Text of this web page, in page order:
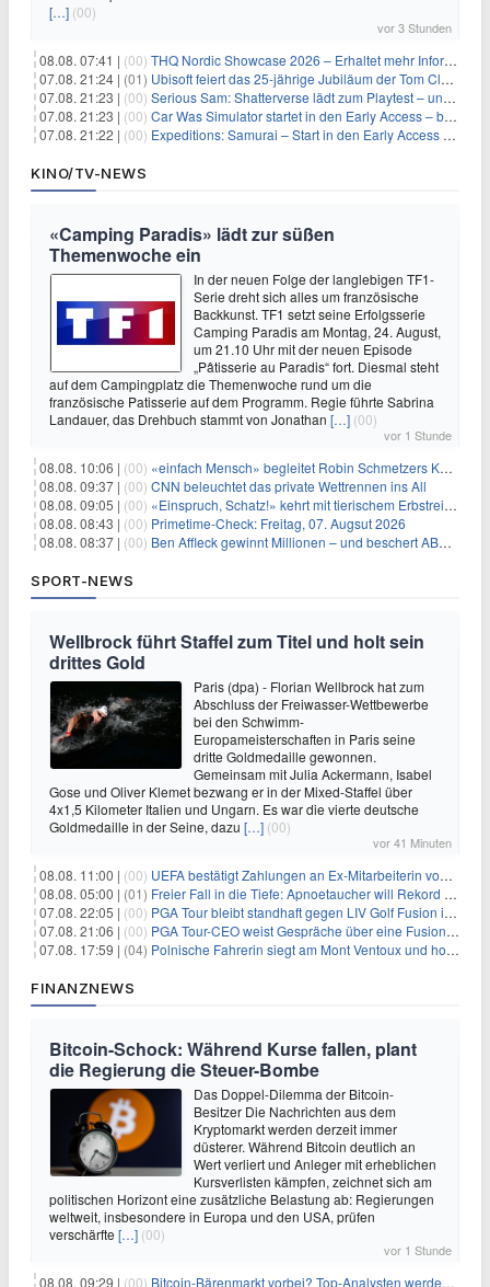
[…] (00)
vor 3 Stunden
08.08. 07:41 | (00) THQ Nordic Showcase 2026 – Erhaltet mehr Informationen
07.08. 21:24 | (01) Ubisoft feiert das 25-jährige Jubiläum der Tom Clancy’s Ghost Recon-Reihe
07.08. 21:23 | (00) Serious Sam: Shatterverse lädt zum Playtest – und erscheint schon bald!
07.08. 21:23 | (00) Car Was Simulator startet in den Early Access – bald gehts los!
07.08. 21:22 | (00) Expeditions: Samurai – Start in den Early Access ab heute im feudalen Japan
KINO/TV-NEWS
«Camping Paradis» lädt zur süßen
Themenwoche ein
In der neuen Folge der langlebigen TF1-
Serie dreht sich alles um französische
Backkunst. TF1 setzt seine Erfolgsserie
Camping Paradis am Montag, 24. August,
um 21.10 Uhr mit der neuen Episode
„Pâtisserie au Paradis“ fort. Diesmal steht
auf dem Campingplatz die Themenwoche rund um die
französische Patisserie auf dem Programm. Regie führte Sabrina
Landauer, das Drehbuch stammt von Jonathan […] (00)
vor 1 Stunde
08.08. 10:06 | (00) «einfach Mensch» begleitet Robin Schmetzers Kampf gegen eine seltene Krankheit
08.08. 09:37 | (00) CNN beleuchtet das private Wettrennen ins All
08.08. 09:05 | (00) «Einspruch, Schatz!» kehrt mit tierischem Erbstreit zurück
08.08. 08:43 | (00) Primetime-Check: Freitag, 07. Augsut 2026
08.08. 08:37 | (00) Ben Affleck gewinnt Millionen – und beschert ABC Top-Quoten
SPORT-NEWS
Wellbrock führt Staffel zum Titel und holt sein
drittes Gold
Paris (dpa) - Florian Wellbrock hat zum
Abschluss der Freiwasser-Wettbewerbe
bei den Schwimm-
Europameisterschaften in Paris seine
dritte Goldmedaille gewonnen.
Gemeinsam mit Julia Ackermann, Isabel
Gose und Oliver Klemet bezwang er in der Mixed-Staffel über
4x1,5 Kilometer Italien und Ungarn. Es war die vierte deutsche
Goldmedaille in der Seine, dazu […] (00)
vor 41 Minuten
08.08. 11:00 | (00) UEFA bestätigt Zahlungen an Ex-Mitarbeiterin von Infantino
08.08. 05:00 | (01) Freier Fall in die Tiefe: Apnoetaucher will Rekord brechen
07.08. 22:05 | (00) PGA Tour bleibt standhaft gegen LIV Golf Fusion in einem sich wandelnden Sportumfeld
07.08. 21:06 | (00) PGA Tour-CEO weist Gespräche über eine Fusion mit LIV Golf zurück und bekräftigt die Wettbewerbslandschaft
07.08. 17:59 | (04) Polnische Fahrerin siegt am Mont Ventoux und holt Tour-Gelb
FINANZNEWS
Bitcoin-Schock: Während Kurse fallen, plant
die Regierung die Steuer-Bombe
Das Doppel-Dilemma der Bitcoin-
Besitzer Die Nachrichten aus dem
Kryptomarkt werden derzeit immer
düsterer. Während Bitcoin deutlich an
Wert verliert und Anleger mit erheblichen
Kursverlisten kämpfen, zeichnet sich am
politischen Horizont eine zusätzliche Belastung ab: Regierungen
weltweit, insbesondere in Europa und den USA, prüfen
verschärfte […] (00)
vor 1 Stunde
08.08. 09:29 | (00) Bitcoin-Bärenmarkt vorbei? Top-Analysten werden optimistisch, aber die Geschichte sagt etwas anderes